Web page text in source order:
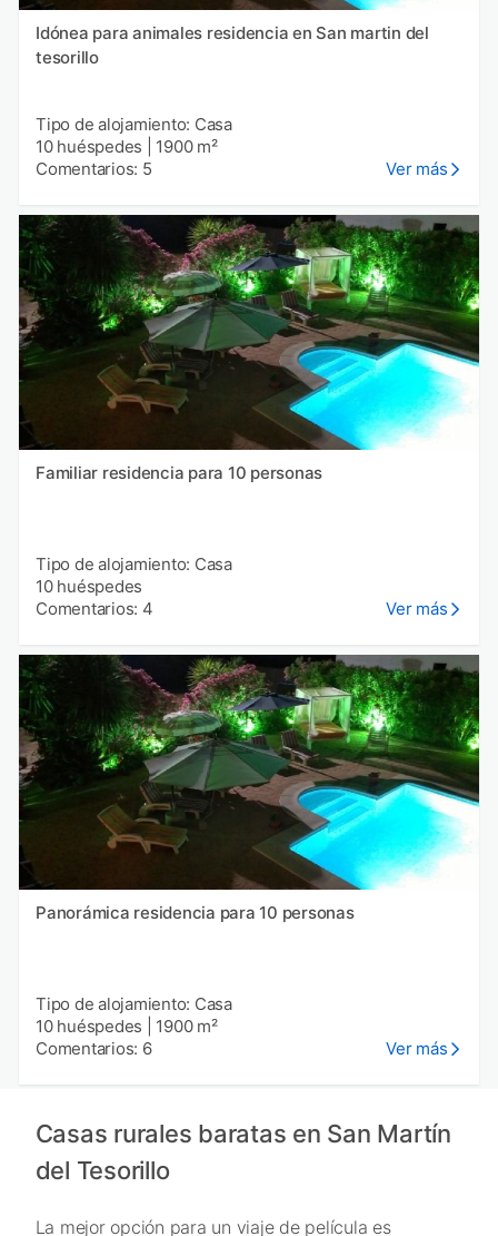
Idónea para animales residencia en San martin del
tesorillo
Tipo de alojamiento: Casa
10 huéspedes
1900 m²
Comentarios: 5
Ver más
Familiar residencia para 10 personas
Tipo de alojamiento: Casa
10 huéspedes
Comentarios: 4
Ver más
Panorámica residencia para 10 personas
Tipo de alojamiento: Casa
10 huéspedes
1900 m²
Comentarios: 6
Ver más
Casas rurales baratas en San Martín
del Tesorillo
La mejor opción para un viaje de película es